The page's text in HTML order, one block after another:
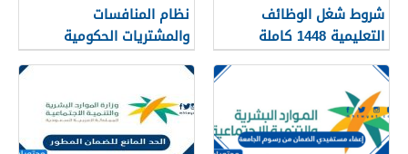
شروط شغل الوظائف
التعليمية 1448 كاملة
نظام المنافسات
والمشتريات الحكومية
الجديد 1448